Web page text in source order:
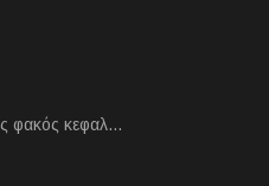
φακός κεφαλ…